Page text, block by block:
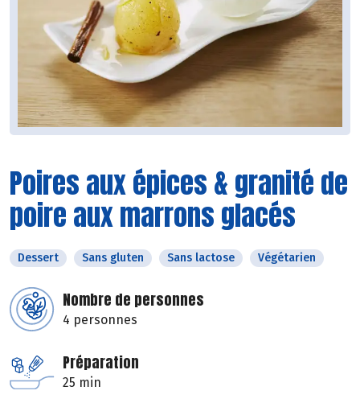
Poires aux épices & granité de
poire aux marrons glacés
Dessert Sans gluten Sans lactose Végétarien
Nombre de personnes
4 personnes
Préparation
25 min